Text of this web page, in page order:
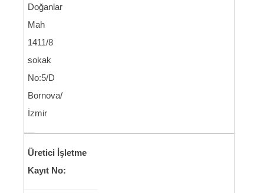
Doğanlar
Mah
1411/8
sokak
No:5/D
Bornova/
İzmir
Üretici İşletme
Kayıt No: